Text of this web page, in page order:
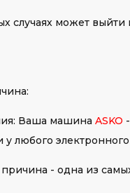
может выйти
Ваша машина ASKO
любого электронного
- одна из